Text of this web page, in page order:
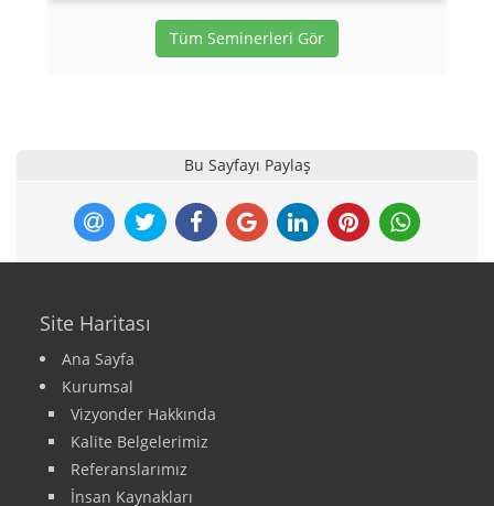
Tüm Seminerleri Gör
Bu Sayfayı Paylaş
Site Haritası
Ana Sayfa
Kurumsal
Vizyonder Hakkında
Kalite Belgelerimiz
Referanslarımız
İnsan Kaynakları